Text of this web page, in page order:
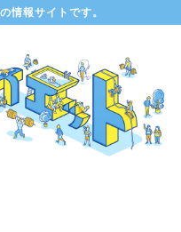
情報サイトです。